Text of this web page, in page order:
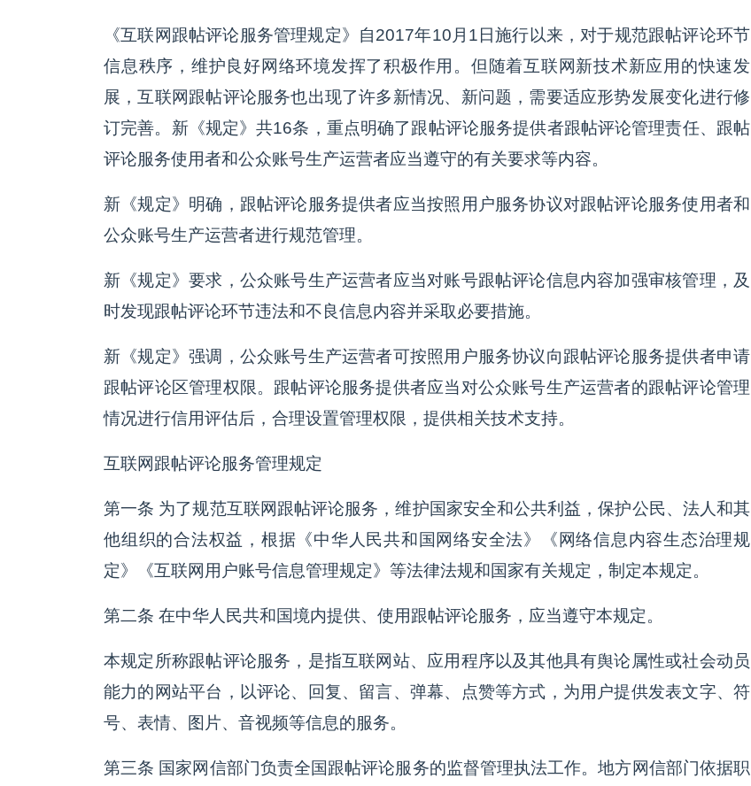
《互联网跟帖评论服务管理规定》自2017年10月1日施行以来，对于规范跟帖评论环节
信息秩序，维护良好网络环境发挥了积极作用。但随着互联网新技术新应用的快速发
展，互联网跟帖评论服务也出现了许多新情况、新问题，需要适应形势发展变化进行修
订完善。新《规定》共16条，重点明确了跟帖评论服务提供者跟帖评论管理责任、跟帖
评论服务使用者和公众账号生产运营者应当遵守的有关要求等内容。
新《规定》明确，跟帖评论服务提供者应当按照用户服务协议对跟帖评论服务使用者和
公众账号生产运营者进行规范管理。
新《规定》要求，公众账号生产运营者应当对账号跟帖评论信息内容加强审核管理，及
时发现跟帖评论环节违法和不良信息内容并采取必要措施。
新《规定》强调，公众账号生产运营者可按照用户服务协议向跟帖评论服务提供者申请
跟帖评论区管理权限。跟帖评论服务提供者应当对公众账号生产运营者的跟帖评论管理
情况进行信用评估后，合理设置管理权限，提供相关技术支持。
互联网跟帖评论服务管理规定
第一条 为了规范互联网跟帖评论服务，维护国家安全和公共利益，保护公民、法人和其
他组织的合法权益，根据《中华人民共和国网络安全法》《网络信息内容生态治理规
定》《互联网用户账号信息管理规定》等法律法规和国家有关规定，制定本规定。
第二条 在中华人民共和国境内提供、使用跟帖评论服务，应当遵守本规定。
本规定所称跟帖评论服务，是指互联网站、应用程序以及其他具有舆论属性或社会动员
能力的网站平台，以评论、回复、留言、弹幕、点赞等方式，为用户提供发表文字、符
号、表情、图片、音视频等信息的服务。
第三条 国家网信部门负责全国跟帖评论服务的监督管理执法工作。地方网信部门依据职